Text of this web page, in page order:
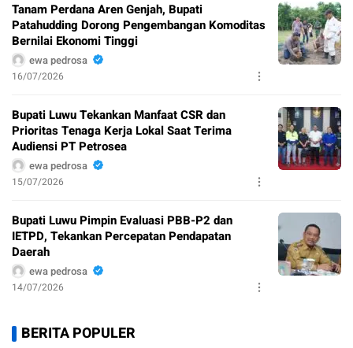
Tanam Perdana Aren Genjah, Bupati
Patahudding Dorong Pengembangan Komoditas
Bernilai Ekonomi Tinggi
ewa pedrosa
16/07/2026
Bupati Luwu Tekankan Manfaat CSR dan
Prioritas Tenaga Kerja Lokal Saat Terima
Audiensi PT Petrosea
ewa pedrosa
15/07/2026
Bupati Luwu Pimpin Evaluasi PBB-P2 dan
IETPD, Tekankan Percepatan Pendapatan
Daerah
ewa pedrosa
14/07/2026
BERITA POPULER